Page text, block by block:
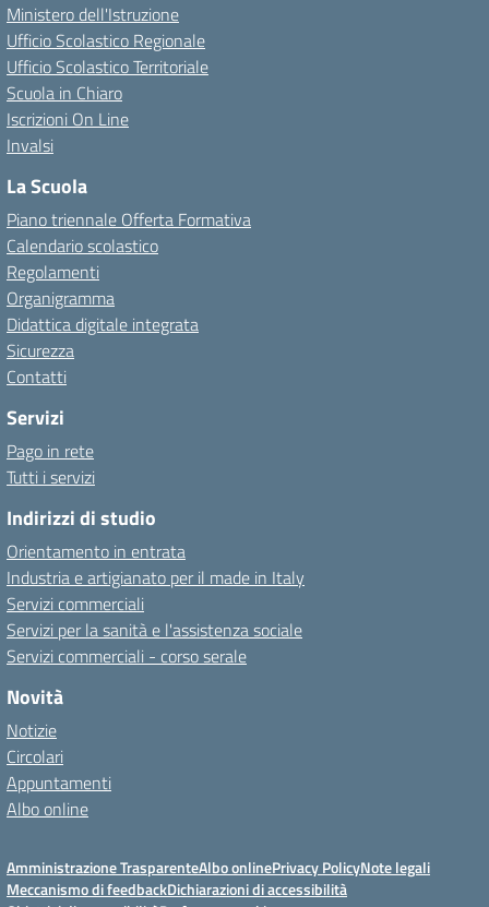
Ministero dell'Istruzione
Ufficio Scolastico Regionale
Ufficio Scolastico Territoriale
Scuola in Chiaro
Iscrizioni On Line
Invalsi
La Scuola
Piano triennale Offerta Formativa
Calendario scolastico
Regolamenti
Organigramma
Didattica digitale integrata
Sicurezza
Contatti
Servizi
Pago in rete
Tutti i servizi
Indirizzi di studio
Orientamento in entrata
Industria e artigianato per il made in Italy
Servizi commerciali
Servizi per la sanità e l'assistenza sociale
Servizi commerciali - corso serale
Novità
Notizie
Circolari
Appuntamenti
Albo online
Amministrazione TrasparenteAlbo onlinePrivacy PolicyNote legali
Meccanismo di feedbackDichiarazioni di accessibilità